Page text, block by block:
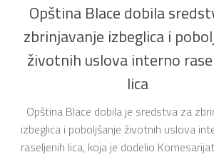
Opština Blace dobila
zbrinjavanje izbeglica i
životnih uslova interno
lica
Opština Blace dobila je sredstva za
izbeglica i poboljšanje životnih uslova
raseljenih lica, koja je dodelio